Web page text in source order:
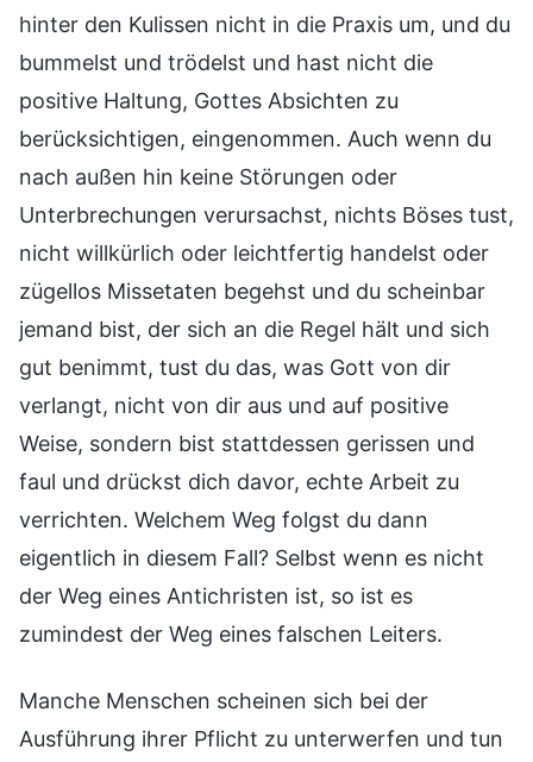
hinter den Kulissen nicht in die Praxis um, und du
bummelst und trödelst und hast nicht die
positive Haltung, Gottes Absichten zu
berücksichtigen, eingenommen. Auch wenn du
nach außen hin keine Störungen oder
Unterbrechungen verursachst, nichts Böses tust,
nicht willkürlich oder leichtfertig handelst oder
zügellos Missetaten begehst und du scheinbar
jemand bist, der sich an die Regel hält und sich
gut benimmt, tust du das, was Gott von dir
verlangt, nicht von dir aus und auf positive
Weise, sondern bist stattdessen gerissen und
faul und drückst dich davor, echte Arbeit zu
verrichten. Welchem Weg folgst du dann
eigentlich in diesem Fall? Selbst wenn es nicht
der Weg eines Antichristen ist, so ist es
zumindest der Weg eines falschen Leiters.
Manche Menschen scheinen sich bei der
Ausführung ihrer Pflicht zu unterwerfen und tun